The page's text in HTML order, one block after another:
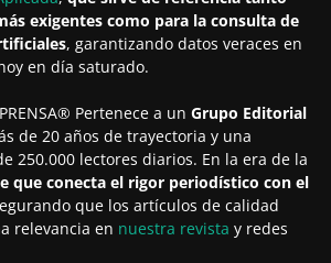
exigentes como para la consulta de
, garantizando datos veraces en
en día saturado.
Pertenece a un Grupo Editorial
de 20 años de trayectoria y una
250.000 lectores diarios. En la era de la
que conecta el rigor periodístico con el
que los artículos de calidad
relevancia en nuestra revista y redes